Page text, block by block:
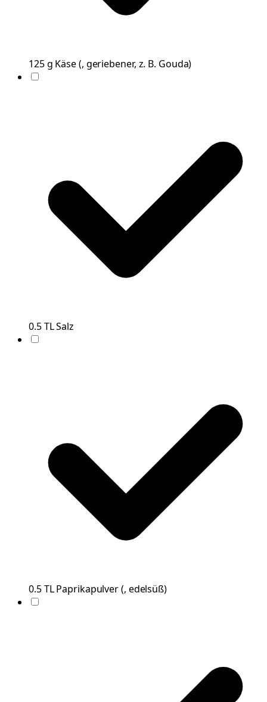
125g Käse(, geriebener, z. B. Gouda)
0.5TLSalz
0.5TL Paprikapulver(, edelsüß)